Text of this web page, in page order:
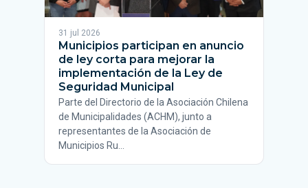
31 jul 2026
Municipios participan en anuncio
de ley corta para mejorar la
implementación de la Ley de
Seguridad Municipal
Parte del Directorio de la Asociación Chilena
de Municipalidades (ACHM), junto a
representantes de la Asociación de
Municipios Ru…